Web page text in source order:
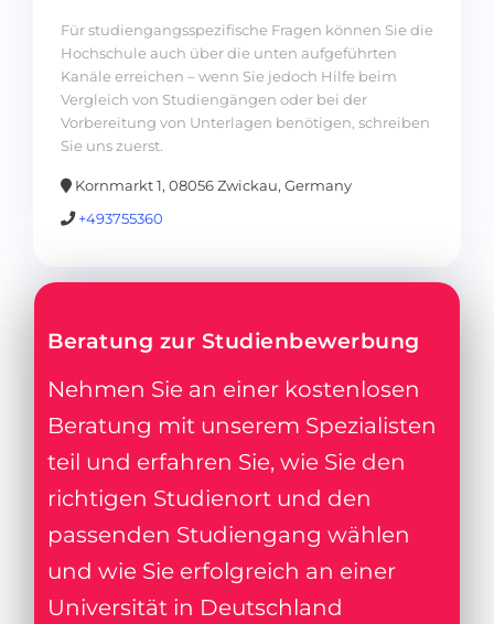
Für studiengangsspezifische Fragen können Sie die
Hochschule auch über die unten aufgeführten
Kanäle erreichen – wenn Sie jedoch Hilfe beim
Vergleich von Studiengängen oder bei der
Vorbereitung von Unterlagen benötigen, schreiben
Sie uns zuerst.
Kornmarkt 1, 08056 Zwickau, Germany
+493755360
Beratung zur Studienbewerbung
Nehmen Sie an einer kostenlosen
Beratung mit unserem Spezialisten
teil und erfahren Sie, wie Sie den
richtigen Studienort und den
passenden Studiengang wählen
und wie Sie erfolgreich an einer
Universität in Deutschland